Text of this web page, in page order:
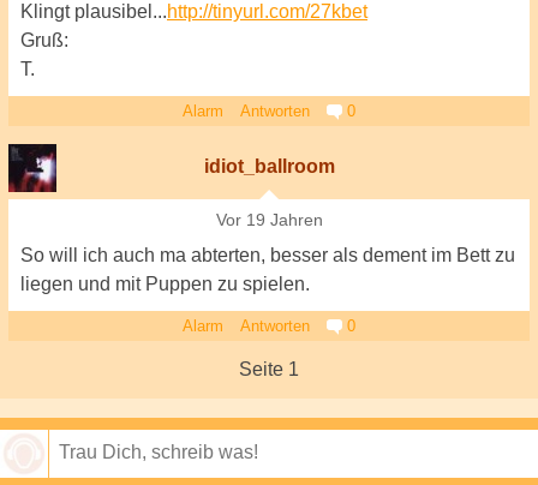
Klingt plausibel...http://tinyurl.com/27kbet
Gruß:
T.
Alarm Antworten 0
idiot_ballroom
Vor 19 Jahren
So will ich auch ma abterten, besser als dement im Bett zu
liegen und mit Puppen zu spielen.
Alarm Antworten 0
Seite 1